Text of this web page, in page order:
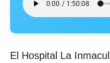
El Hospital La